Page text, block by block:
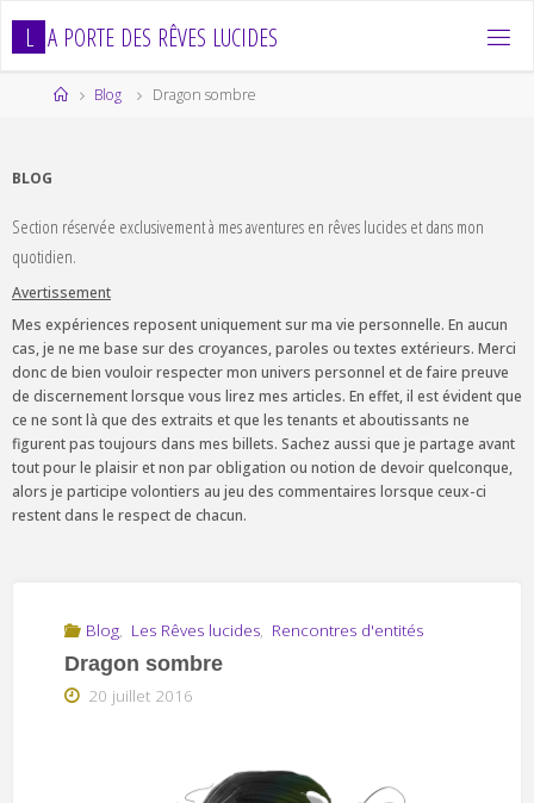
L A PORTE DES RÊVES LUCIDES
HomeBlog Dragon sombre
BLOG
Section réservée exclusivement à mes aventures en rêves lucides et dans mon
quotidien.
Avertissement
Mes expériences reposent uniquement sur ma vie personnelle. En aucun
cas, je ne me base sur des croyances, paroles ou textes extérieurs. Merci
donc de bien vouloir respecter mon univers personnel et de faire preuve
de discernement lorsque vous lirez mes articles. En effet, il est évident que
ce ne sont là que des extraits et que les tenants et aboutissants ne
figurent pas toujours dans mes billets. Sachez aussi que je partage avant
tout pour le plaisir et non par obligation ou notion de devoir quelconque,
alors je participe volontiers au jeu des commentaires lorsque ceux-ci
restent dans le respect de chacun.
Blog, Les Rêves lucides, Rencontres d'entités
Dragon sombre
20 juillet 2016